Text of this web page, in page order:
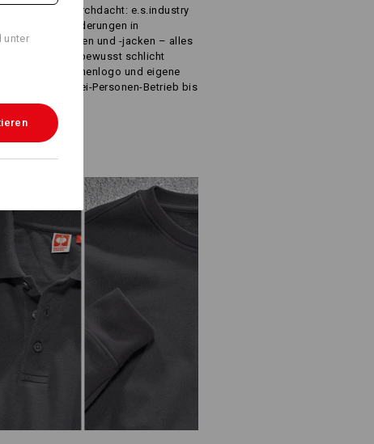
Detail durchdacht: e.s.industry
Herausforderungen in
Arbeitshosen und -jacken – alles
geprüft und bewusst schlicht
Platz für Firmenlogo und eigene
alle – vom Zwei-Personen-Betrieb bis
unter